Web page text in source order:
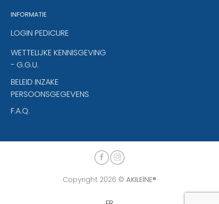
INFORMATIE
LOGIN PEDICURE
WETTELIJKE KENNISGEVING
- G.G.U.
BELEID INZAKE
PERSOONSGEGEVENS
F.A.Q.
Copyright 2026 © AKILEÏNE®